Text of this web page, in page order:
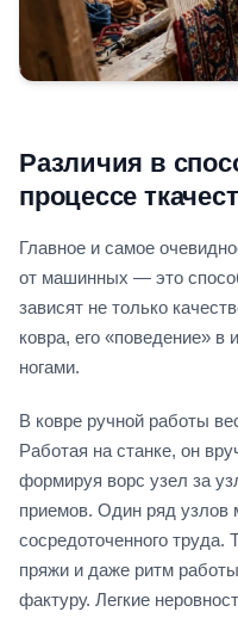
Различия в
процессе
Главное и самое
от машинных — это
зависят не только
ковра, его «поведение»
ногами.
В ковре ручной работы
Работая на станке, он
формируя ворс узел за
приемов. Один ряд узлов
сосредоточенного труда.
пряжи и даже ритм
фактуру. Легкие